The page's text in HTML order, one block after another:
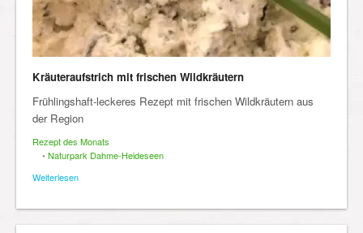
Kräuteraufstrich mit frischen Wildkräutern
Frühlingshaft-leckeres Rezept mit frischen Wildkräutern aus
der Region
Rezept des Monats
• Naturpark Dahme-Heideseen
Weiterlesen